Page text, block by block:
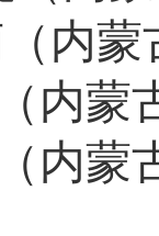
内蒙
内蒙
内蒙